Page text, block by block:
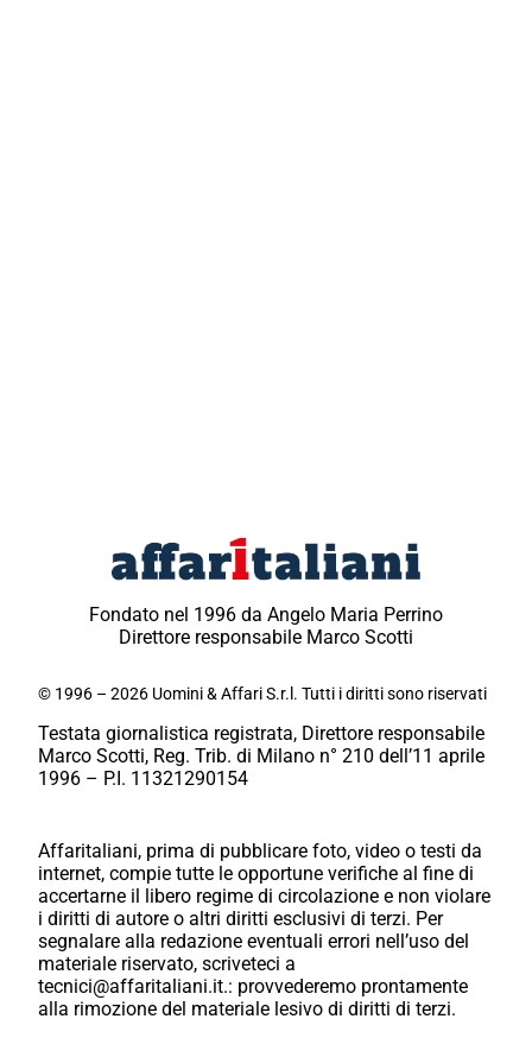
Fondato nel 1996 da Angelo Maria Perrino
Direttore responsabile Marco Scotti
© 1996 – 2026 Uomini & Affari S.r.l. Tutti i diritti sono riservati
Testata giornalistica registrata, Direttore responsabile
Marco Scotti, Reg. Trib. di Milano n° 210 dell’11 aprile
1996 – P.I. 11321290154
Affaritaliani, prima di pubblicare foto, video o testi da
internet, compie tutte le opportune verifiche al fine di
accertarne il libero regime di circolazione e non violare
i diritti di autore o altri diritti esclusivi di terzi. Per
segnalare alla redazione eventuali errori nell’uso del
materiale riservato, scriveteci a
tecnici@affaritaliani.it.: provvederemo prontamente
alla rimozione del materiale lesivo di diritti di terzi.